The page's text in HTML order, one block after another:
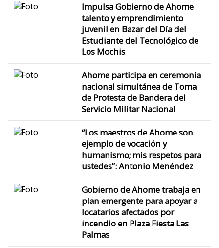
Impulsa Gobierno de Ahome
talento y emprendimiento
juvenil en Bazar del Día del
Estudiante del Tecnológico de
Los Mochis
Ahome participa en ceremonia
nacional simultánea de Toma
de Protesta de Bandera del
Servicio Militar Nacional
“Los maestros de Ahome son
ejemplo de vocación y
humanismo; mis respetos para
ustedes”: Antonio Menéndez
Gobierno de Ahome trabaja en
plan emergente para apoyar a
locatarios afectados por
incendio en Plaza Fiesta Las
Palmas